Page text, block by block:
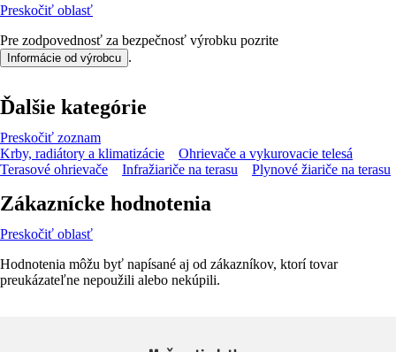
Preskočiť oblasť
Pre zodpovednosť za bezpečnosť výrobku pozrite
Informácie od výrobcu .
Ďalšie kategórie
Preskočiť zoznam
Krby, radiátory a klimatizácie
Ohrievače a vykurovacie telesá
Terasové ohrievače
Infražiariče na terasu Plynové žiariče na terasu
Zákaznícke hodnotenia
Preskočiť oblasť
Hodnotenia môžu byť napísané aj od zákazníkov, ktorí tovar
preukázateľne nepoužili alebo nekúpili.